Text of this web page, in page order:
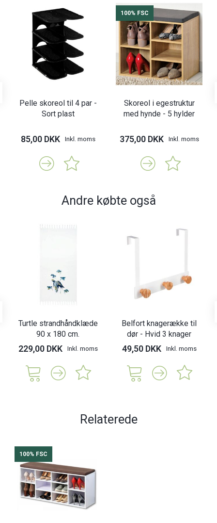
Pelle skoreol til 4 par -
Sort plast
85,00 DKK Inkl. moms
100% FSC
Skoreol i egestruktur
med hynde - 5 hylder
375,00 DKK Inkl. moms
Andre købte også
Turtle strandhåndklæde
90 x 180 cm.
229,00 DKK Inkl. moms
Belfort knagerække til
dør - Hvid 3 knager
49,50 DKK Inkl. moms
Relaterede
100% FSC